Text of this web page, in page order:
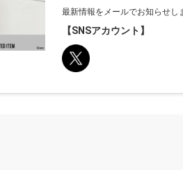
最新情報をメールでお知らせし
【SNSアカウント】